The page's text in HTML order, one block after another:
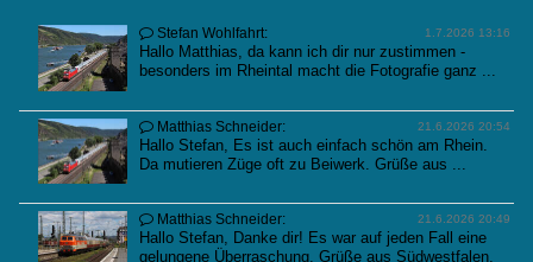
1.7.2026 13:16
 Stefan Wohlfahrt:
Hallo Matthias, da kann ich dir nur zustimmen -
besonders im Rheintal macht die Fotografie ganz ...
21.6.2026 20:54
 Matthias Schneider:
Hallo Stefan, Es ist auch einfach schön am Rhein.
Da mutieren Züge oft zu Beiwerk. Grüße aus ...
21.6.2026 20:49
 Matthias Schneider:
Hallo Stefan, Danke dir! Es war auf jeden Fall eine
gelungene Überraschung. Grüße aus Südwestfalen,